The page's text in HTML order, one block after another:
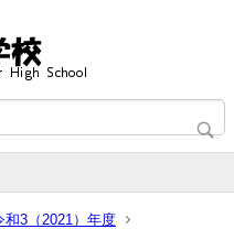
和3（2021）年度